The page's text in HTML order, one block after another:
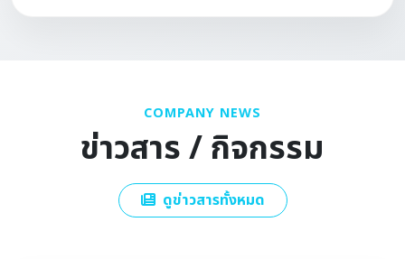
COMPANY NEWS
ข่าวสาร / กิจกรรม
ดูข่าวสารทั้งหมด